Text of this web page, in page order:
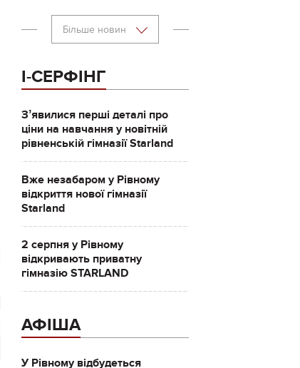
Більше новин
І-СЕРФІНГ
Зʼявилися перші деталі про
ціни на навчання у новітній
рівненській гімназії Starland
Вже незабаром у Рівному
відкриття нової гімназії
Starland
2 серпня у Рівному
відкривають приватну
гімназію STARLAND
АФІША
У Рівному відбудеться